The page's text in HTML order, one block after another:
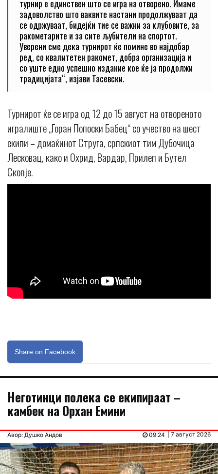
турнир е единствен што се игра на отворено. Имаме
задоволство што ваквите настани продолжуваат да
се одржуваат, бидејќи тие се важни за клубовите, за
ракометарите и за сите љубители на спортот.
Уверени сме дека турнирот ќе помине во најдобар
ред, со квалитетен ракомет, добра организација и
со уште едно успешно издание кое ќе ја продолжи
традицијата“, изјави Тасевски.
Турнирот ќе се игра од 12 до 15 август на отвореното
игралиште „Горан Попоски Бабец“ со учество на шест
екипи – домаќинот Струга, српскиот тим Дубочица
Лесковац, како и Охрид, Вардар, Прилеп и Бутел
Скопје.
Share on Facebook
Неготинци полека се екипираат –
камбек на Орхан Емини
Авор: Душко Андов | 7 август 2026
09:24